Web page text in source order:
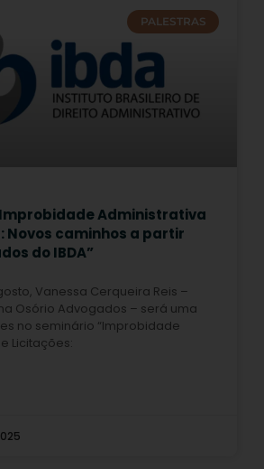
PALESTRAS
Administrativa
Novos caminhos a partir
do IBDA”
Vanessa Cerqueira Reis –
Osório Advogados – será uma
no seminário “Improbidade
Licitações: